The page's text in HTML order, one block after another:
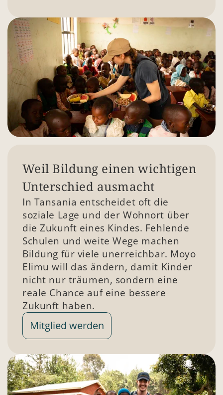
Weil Bildung einen wichtigen
Unterschied ausmacht
In Tansania entscheidet oft die
soziale Lage und der Wohnort über
die Zukunft eines Kindes. Fehlende
Schulen und weite Wege machen
Bildung für viele unerreichbar. Moyo
Elimu will das ändern, damit Kinder
nicht nur träumen, sondern eine
reale Chance auf eine bessere
Zukunft haben.
Mitglied werden